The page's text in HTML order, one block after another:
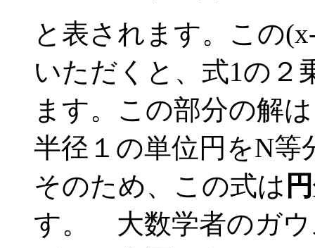
と表されます。この
いただくと、式1の２
ます。この部分の解
半径１の単位円をN
そのため、この式は
す。 大数学者のガウ